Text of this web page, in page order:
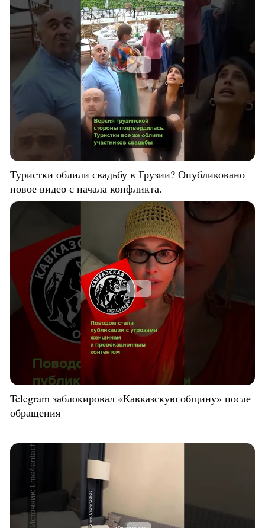
Туристки облили свадьбу в Грузии? Опубликовано
новое видео с начала конфликта.
Telegram заблокировал «Кавказскую общину» после
обращения